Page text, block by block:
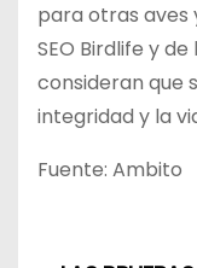
para otras aves
SEO Birdlife y
consideran que
integridad y la
Fuente: Ambito